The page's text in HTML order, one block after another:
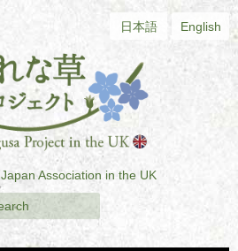
Japan Association in the UK
日本語 English